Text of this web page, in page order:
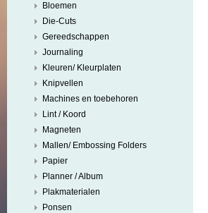
Bloemen
Die-Cuts
Gereedschappen
Journaling
Kleuren/ Kleurplaten
Knipvellen
Machines en toebehoren
Lint / Koord
Magneten
Mallen/ Embossing Folders
Papier
Planner / Album
Plakmaterialen
Ponsen